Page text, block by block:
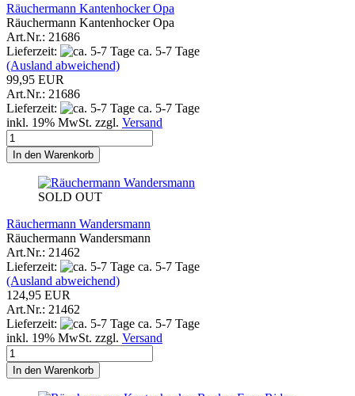
Räuchermann Kantenhocker Opa
Räuchermann Kantenhocker Opa
Art.Nr.: 21686
Lieferzeit:
ca. 5-7 Tage
(Ausland abweichend)
99,95 EUR
Art.Nr.: 21686
Lieferzeit:
ca. 5-7 Tage
inkl. 19% MwSt. zzgl. Versand
In den Warenkorb
SOLD OUT
Räuchermann Wandersmann
Räuchermann Wandersmann
Art.Nr.: 21462
Lieferzeit:
ca. 5-7 Tage
(Ausland abweichend)
124,95 EUR
Art.Nr.: 21462
Lieferzeit:
ca. 5-7 Tage
inkl. 19% MwSt. zzgl. Versand
In den Warenkorb